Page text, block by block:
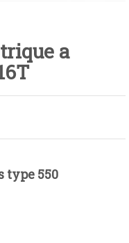
a
type 550